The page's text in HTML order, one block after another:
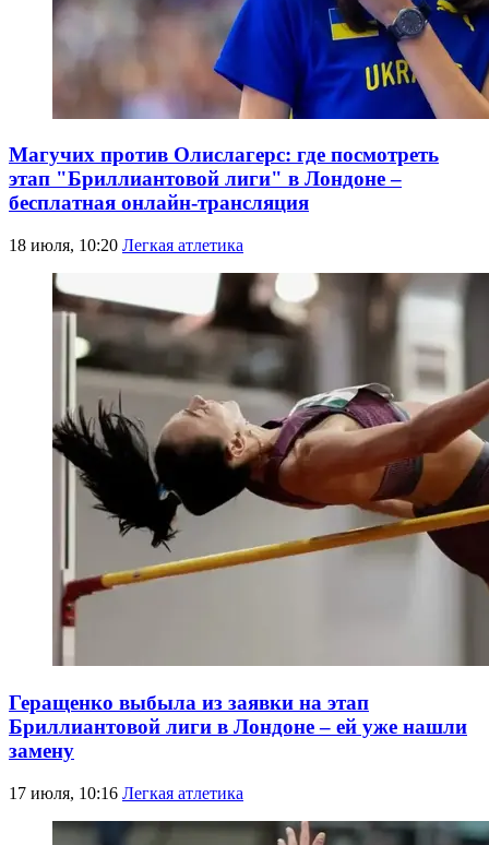
Магучих против Олислагерс: где посмотреть
этап "Бриллиантовой лиги" в Лондоне –
бесплатная онлайн-трансляция
18 июля, 10:20 Легкая атлетика
Геращенко выбыла из заявки на этап
Бриллиантовой лиги в Лондоне – ей уже нашли
замену
17 июля, 10:16 Легкая атлетика